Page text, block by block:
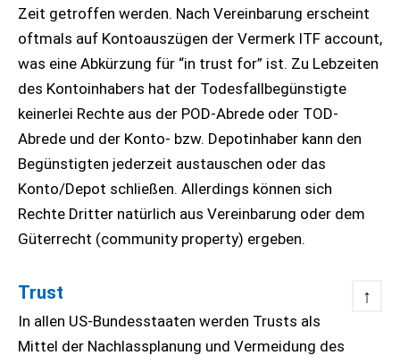
Zeit getroffen werden. Nach Vereinbarung erscheint
oftmals auf Kontoauszügen der Vermerk ITF account,
was eine Abkürzung für “in trust for” ist. Zu Lebzeiten
des Kontoinhabers hat der Todesfallbegünstigte
keinerlei Rechte aus der POD-Abrede oder TOD-
Abrede und der Konto- bzw. Depotinhaber kann den
Begünstigten jederzeit austauschen oder das
Konto/Depot schließen. Allerdings können sich
Rechte Dritter natürlich aus Vereinbarung oder dem
Güterrecht (community property) ergeben.
Trust ↑
In allen US-Bundesstaaten werden Trusts als
Mittel der Nachlassplanung und Vermeidung des